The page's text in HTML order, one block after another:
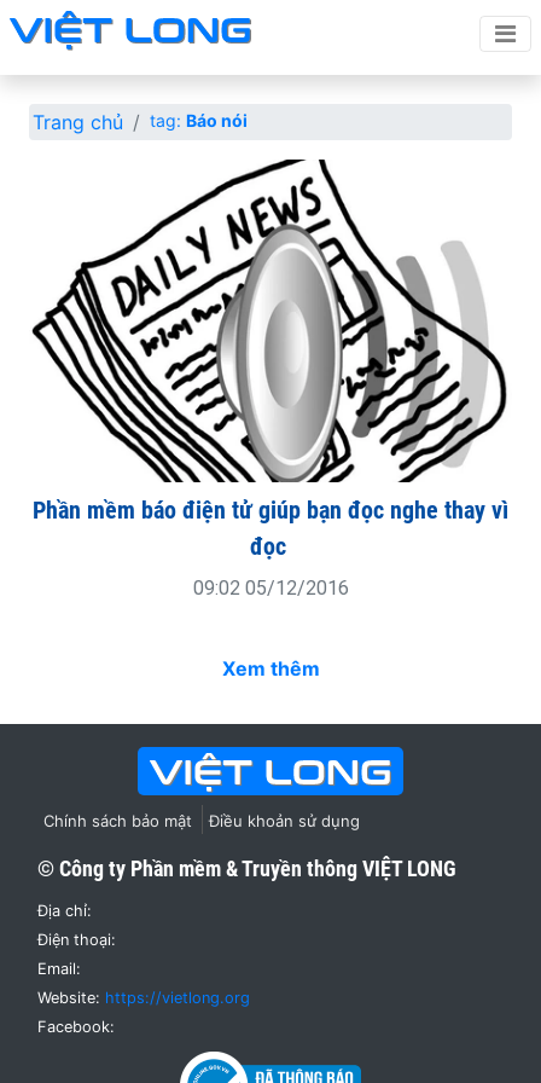
Trang chủ tag: Báo nói
Phần mềm báo điện tử giúp bạn đọc nghe thay vì
đọc
09:02 05/12/2016
Xem thêm
Chính sách bảo mật Điều khoản sử dụng
© Công ty Phần mềm & Truyền thôngVIỆT LONG
Địa chỉ:
Điện thoại:
Email:
Website: https://vietlong.org
Facebook: